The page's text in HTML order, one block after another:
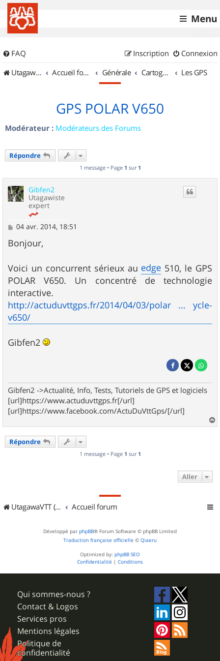
Menu
FAQ Connexion
Inscription
UtagawaVTT (Randos VTT et VTTAE avec traces GPS)
Accueil forum Générale Cartographie et GPS Les GPS
GPS POLAR V650
Modérateur : Modérateurs des Forums
Répondre
1 message • Page 1 sur 1
Gibfen2
Utagawiste
expert
M
s
s
g
e
04 avr. 2014, 18:51
Bonjour,
Voici un concurrent sérieux au edge 510, le GPS
POLAR V650. Un concentré de technologie
interactive.
http://actuduvttgps.fr/2014/04/03/polar ... ycle-
v650/
Gibfen2
Gibfen2 ->Actualité, Info, Tests, Tutoriels de GPS et logiciels
[url]https://www.actuduvttgps.fr[/url]
[url]https://www.facebook.com/ActuDuVttGps/[/url]
a
Répondre
1 message • Page 1 sur 1
Aller
UtagawaVTT (Randos VTT et VTTAE avec traces GPS) Accueil forum
Développé par phpBB® Forum Software © phpBB Limited
Traduction française officielle © Qiaeru
Optimized by: phpBB SEO
Confidentialité | Conditions
Qui sommes-nous ?
Contact & Logos
Services pros
Mentions légales
Politique de
confidentialité